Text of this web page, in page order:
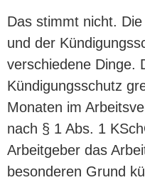
Das stimmt nicht.
und der
verschiedene Dinge.
Kündigungsschutz
Monaten im
nach § 1 Abs. 1
Arbeitgeber das
besonderen Grund